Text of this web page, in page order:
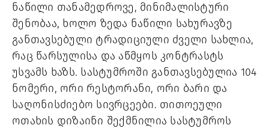
ნაწილი თანამედროვე, მინიმალისტური
შენობაა, ხოლო ზედა ნაწილი სახურავზე
განთავსებული ტრადიციული ძველი სახლია,
რაც წარსულისა და აწმყოს კონტრასტს
უსვამს ხაზს. სასტუმროში განთავსებულია 104
ნომერი, ორი რესტორანი, ორი ბარი და
საღონისძიებო სივრცეები. თითოეული
ოთახის დიზაინი შექმნილია სასტუმროს